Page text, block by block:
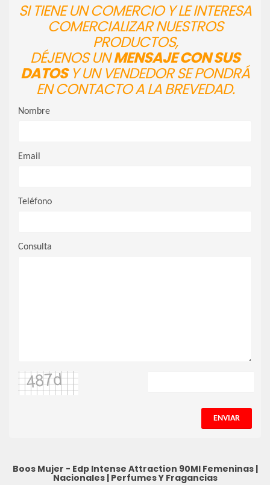
SI TIENE UN COMERCIO Y LE INTERESA
COMERCIALIZAR NUESTROS
PRODUCTOS,
DÉJENOS UNMENSAJE CON SUS
DATOSY UN VENDEDOR SE PONDRÁ
EN CONTACTO A LA BREVEDAD.
Nombre
Email
Teléfono
Consulta
ENVIAR
Boos Mujer - Edp Intense Attraction 90Ml Femeninas|
Nacionales| Perfumes Y Fragancias